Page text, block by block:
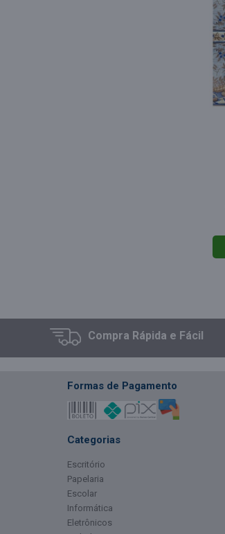
Compra Rápida e Fácil
Formas de Pagamento
Categorias
Escritório
Papelaria
Escolar
Informática
Eletrônicos